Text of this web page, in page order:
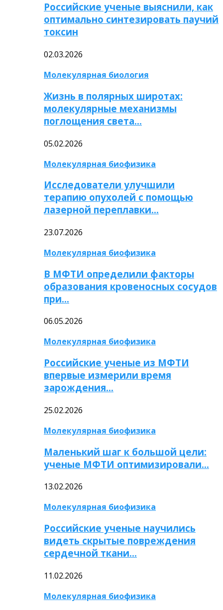
Российские ученые выяснили, как
оптимально синтезировать паучий
токсин
02.03.2026
Молекулярная биология
Жизнь в полярных широтах:
молекулярные механизмы
поглощения света…
05.02.2026
Молекулярная биофизика
Исследователи улучшили
терапию опухолей с помощью
лазерной переплавки…
23.07.2026
Молекулярная биофизика
В МФТИ определили факторы
образования кровеносных сосудов
при…
06.05.2026
Молекулярная биофизика
Российские ученые из МФТИ
впервые измерили время
зарождения…
25.02.2026
Молекулярная биофизика
Маленький шаг к большой цели:
ученые МФТИ оптимизировали…
13.02.2026
Молекулярная биофизика
Российские ученые научились
видеть скрытые повреждения
сердечной ткани…
11.02.2026
Молекулярная биофизика